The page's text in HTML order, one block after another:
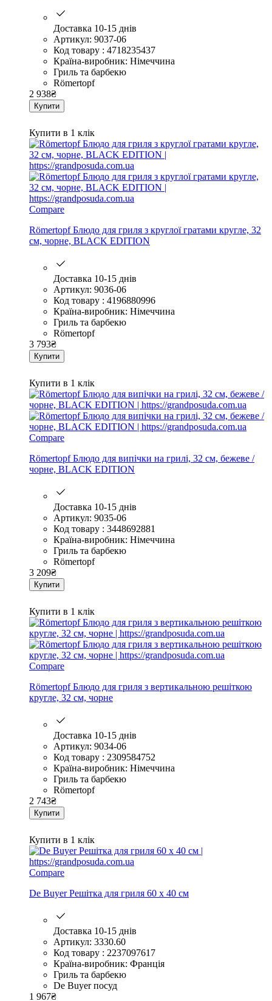
Доставка 10-15 днів
Артикул: 9037-06
Код товару : 4718235437
Країна-виробник: Німеччина
Гриль та барбекю
Römertopf
2 938₴
Купити
Купити в 1 клік
Compare
Römertopf Блюдо для гриля з круглої гратами кругле, 32
см, чорне, BLACK EDITION
Доставка 10-15 днів
Артикул: 9036-06
Код товару : 4196880996
Країна-виробник: Німеччина
Гриль та барбекю
Römertopf
3 793₴
Купити
Купити в 1 клік
Compare
Römertopf Блюдо для випічки на грилі, 32 см, бежеве /
чорне, BLACK EDITION
Доставка 10-15 днів
Артикул: 9035-06
Код товару : 3448692881
Країна-виробник: Німеччина
Гриль та барбекю
Römertopf
3 209₴
Купити
Купити в 1 клік
Compare
Römertopf Блюдо для гриля з вертикальною решіткою
кругле, 32 см, чорне
Доставка 10-15 днів
Артикул: 9034-06
Код товару : 2309584752
Країна-виробник: Німеччина
Гриль та барбекю
Römertopf
2 743₴
Купити
Купити в 1 клік
Compare
De Buyer Решітка для гриля 60 х 40 см
Доставка 10-15 днів
Артикул: 3330.60
Код товару : 2237097617
Країна-виробник: Франція
Гриль та барбекю
De Buyer посуд
1 967₴